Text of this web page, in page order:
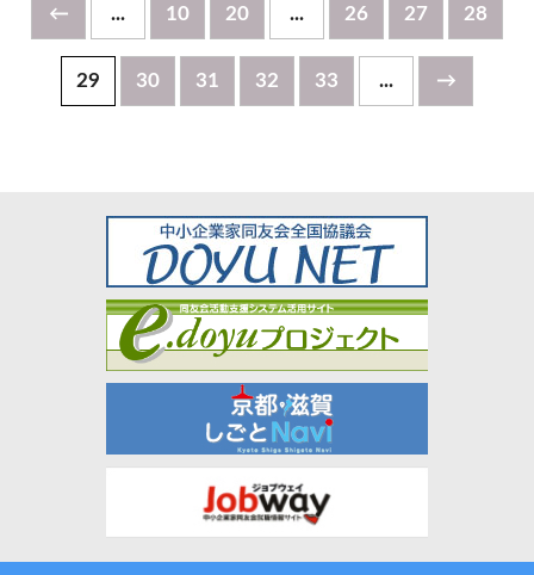
← ... 10 20 ... 26 27 28
29 30 31 32 33 ... →